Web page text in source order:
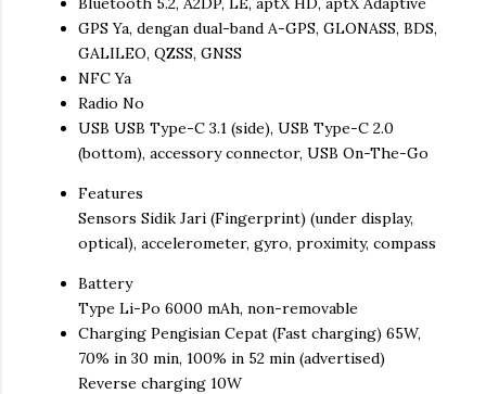
GPS Ya, dengan dual-band A-GPS, GLONASS, BDS,
GALILEO, QZSS, GNSS
NFC Ya
Radio No
USB USB Type-C 3.1 (side), USB Type-C 2.0
(bottom), accessory connector, USB On-The-Go
Features
Sensors Sidik Jari (Fingerprint) (under display,
optical), accelerometer, gyro, proximity, compass
Battery
Type Li-Po 6000 mAh, non-removable
Charging Pengisian Cepat (Fast charging) 65W,
70% in 30 min, 100% in 52 min (advertised)
Reverse charging 10W